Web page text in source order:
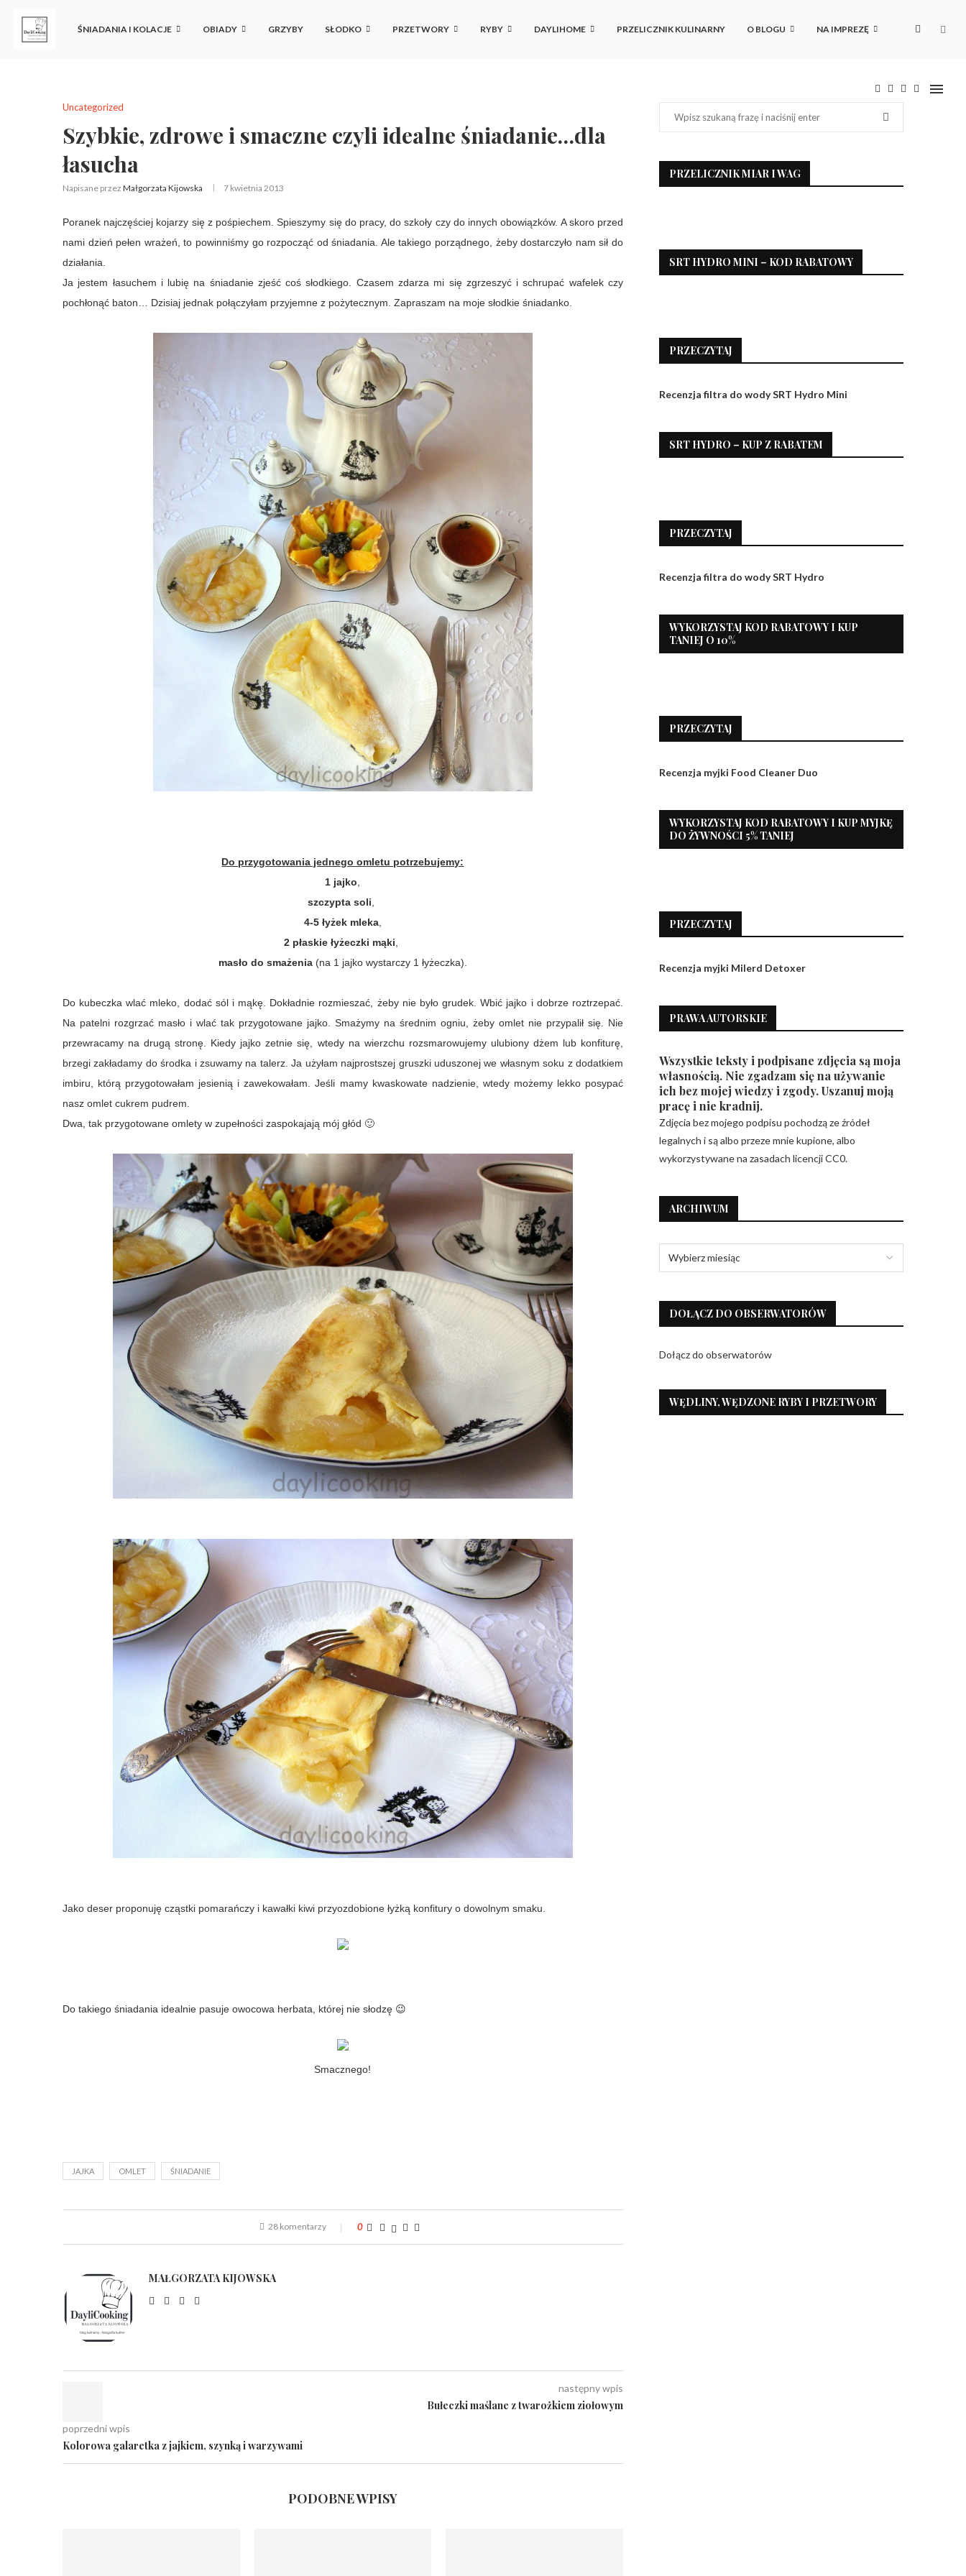
ŚNIADANIA I KOLACJE OBIADY GRZYBY SŁODKO PRZETWORY RYBY DAYLIHOME PRZELICZNIK KULINARNY O BLOGU NA IMPREZĘ
Uncategorized
Szybkie, zdrowe i smaczne czyli idealne śniadanie…dla
łasucha
Napisane przez Małgorzata Kijowska 7 kwietnia 2013
Poranek najczęściej kojarzy się z pośpiechem. Spieszymy się do pracy, do szkoły czy do innych obowiązków. A skoro przed
nami dzień pełen wrażeń, to powinniśmy go rozpocząć od śniadania. Ale takiego porządnego, żeby dostarczyło nam sił do
działania.
Ja jestem łasuchem i lubię na śniadanie zjeść coś słodkiego. Czasem zdarza mi się zgrzeszyć i schrupać wafelek czy
pochłonąć baton… Dzisiaj jednak połączyłam przyjemne z pożytecznym. Zapraszam na moje słodkie śniadanko.
Do przygotowania jednego omletu potrzebujemy:
1 jajko,
szczypta soli,
4-5 łyżek mleka,
2 płaskie łyżeczki mąki,
masło do smażenia (na 1 jajko wystarczy 1 łyżeczka).
Do kubeczka wlać mleko, dodać sól i mąkę. Dokładnie rozmieszać, żeby nie było grudek. Wbić jajko i dobrze roztrzepać.
Na patelni rozgrzać masło i wlać tak przygotowane jajko. Smażymy na średnim ogniu, żeby omlet nie przypalił się. Nie
przewracamy na drugą stronę. Kiedy jajko zetnie się, wtedy na wierzchu rozsmarowujemy ulubiony dżem lub konfiturę,
brzegi zakładamy do środka i zsuwamy na talerz. Ja użyłam najprostszej gruszki uduszonej we własnym soku z dodatkiem
imbiru, którą przygotowałam jesienią i zawekowałam. Jeśli mamy kwaskowate nadzienie, wtedy możemy lekko posypać
nasz omlet cukrem pudrem.
Dwa, tak przygotowane omlety w zupełności zaspokajają mój głód 🙂
Jako deser proponuję cząstki pomarańczy i kawałki kiwi przyozdobione łyżką konfitury o dowolnym smaku.
Do takiego śniadania idealnie pasuje owocowa herbata, której nie słodzę 😉
Smacznego!
JAJKA OMLET ŚNIADANIE
28 komentarzy 0
MAŁGORZATA KIJOWSKA
poprzedni wpis
Kolorowa galaretka z jajkiem, szynką i warzywami
następny wpis
Bułeczki maślane z twarożkiem ziołowym
PODOBNE WPISY
PRZELICZNIK MIAR I WAG
SRT HYDRO MINI – KOD RABATOWY
PRZECZYTAJ
Recenzja filtra do wody SRT Hydro Mini
SRT HYDRO – KUP Z RABATEM
PRZECZYTAJ
Recenzja filtra do wody SRT Hydro
WYKORZYSTAJ KOD RABATOWY I KUP
TANIEJ O 10%
PRZECZYTAJ
Recenzja myjki Food Cleaner Duo
WYKORZYSTAJ KOD RABATOWY I KUP MYJKĘ
DO ŻYWNOŚCI 5% TANIEJ
PRZECZYTAJ
Recenzja myjki Milerd Detoxer
PRAWA AUTORSKIE
Wszystkie teksty i podpisane zdjęcia są moja
własnością. Nie zgadzam się na używanie
ich bez mojej wiedzy i zgody. Uszanuj moją
pracę i nie kradnij.
Zdjęcia bez mojego podpisu pochodzą ze źródeł
legalnych i są albo przeze mnie kupione, albo
wykorzystywane na zasadach licencji CC0.
ARCHIWUM
DOŁĄCZ DO OBSERWATORÓW
Dołącz do obserwatorów
WĘDLINY, WĘDZONE RYBY I PRZETWORY